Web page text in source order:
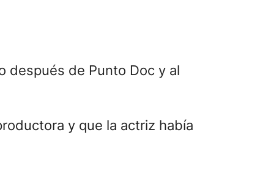
después de Punto Doc y al
y que la actriz había